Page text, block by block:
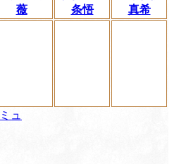
薇
条悟
真希
ュ